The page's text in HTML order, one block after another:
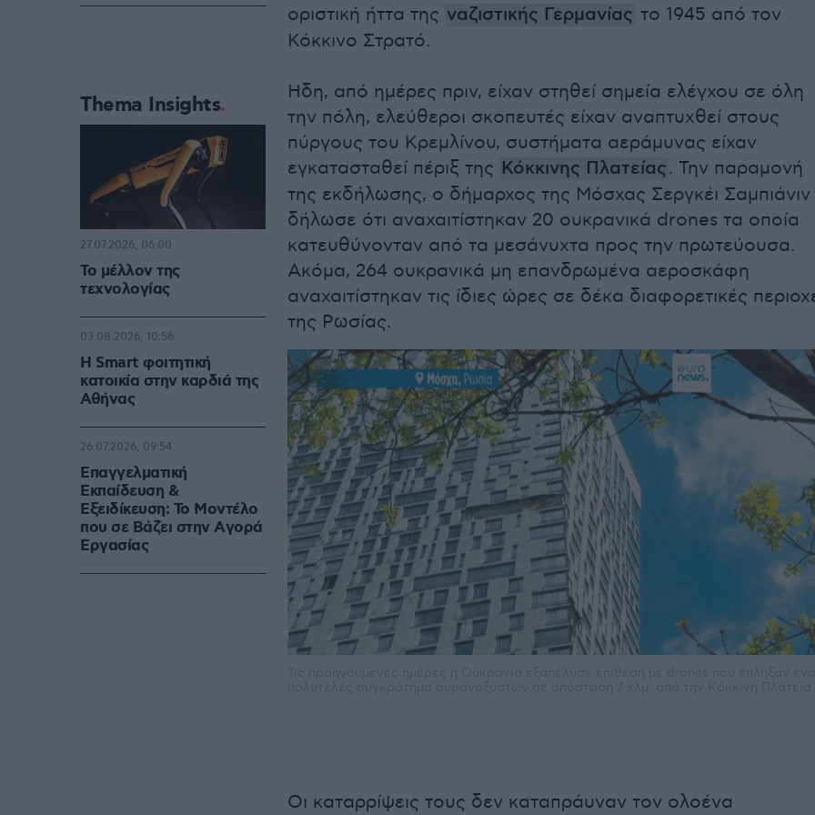
οριστική ήττα της ναζιστικής Γερμανίας το 1945 από τον
Κόκκινο Στρατό.
Ηδη, από ημέρες πριν, είχαν στηθεί σημεία ελέγχου σε όλη
την πόλη, ελεύθεροι σκοπευτές είχαν αναπτυχθεί στους
πύργους του Κρεμλίνου, συστήματα αεράμυνας είχαν
εγκατασταθεί πέριξ της Κόκκινης Πλατείας. Την παραμονή
της εκδήλωσης, ο δήμαρχος της Μόσχας Σεργκέι Σαμπιάνιν
δήλωσε ότι αναχαιτίστηκαν 20 ουκρανικά drones τα οποία
κατευθύνονταν από τα μεσάνυχτα προς την πρωτεύουσα.
Ακόμα, 264 ουκρανικά μη επανδρωμένα αεροσκάφη
αναχαιτίστηκαν τις ίδιες ώρες σε δέκα διαφορετικές
της Ρωσίας.
Οι καταρρίψεις τους δεν καταπράυναν τον ολοένα
Thema Insights
Το μέλλον της
τεχνολογίας
27.07.2026, 06:00
Η Smart φοιτητική
κατοικία στην καρδιά της
Αθήνας
03.08.2026, 10:56
Επαγγελματική
Εκπαίδευση &
Εξειδίκευση: Το Mοντέλο
που σε Bάζει στην Aγορά
Eργασίας
26.07.2026, 09:54